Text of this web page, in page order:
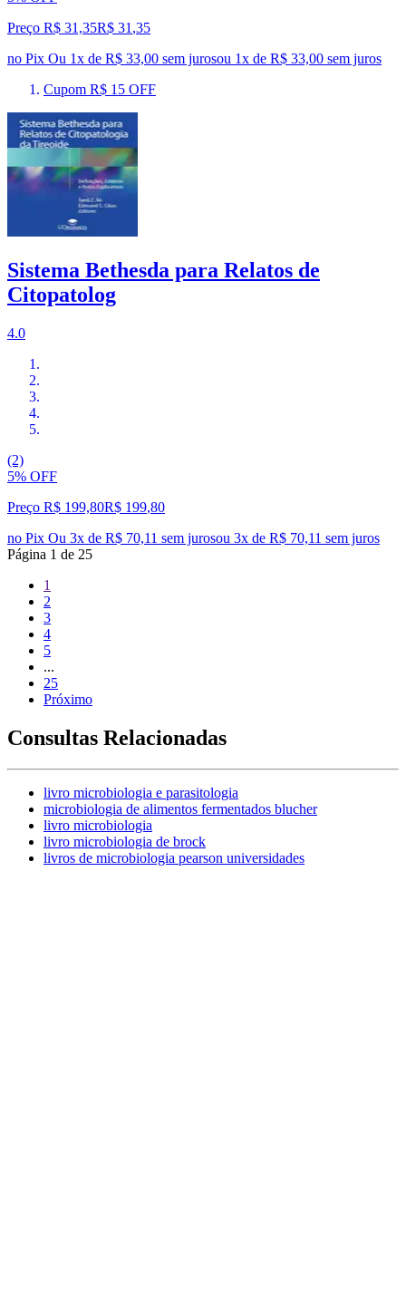
Preço R$ 31,35R$ 31 ,35
no Pix Ou 1x de R$ 33,00 sem jurosou 1x de R$ 33,00 sem juros
Cupom R$ 15 OFF
Sistema Bethesda para Relatos de
Citopatolog
4.0
(2)
5% OFF
Preço R$ 199,80R$ 199,80
no Pix Ou 3x de R$ 70,11 sem jurosou 3x de R$ 70,11 sem juros
Página 1 de 25
1
2
3
4
5
...
25
Próximo
Consultas Relacionadas
livro microbiologia e parasitologia
microbiologia de alimentos fermentados blucher
livro microbiologia
livro microbiologia de brock
livros de microbiologia pearson universidades